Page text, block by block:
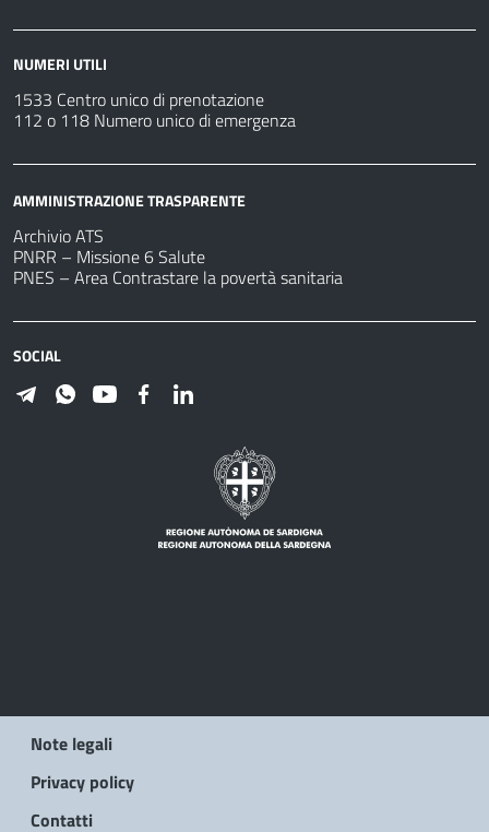
NUMERI UTILI
1533 Centro unico di prenotazione
112 o 118 Numero unico di emergenza
AMMINISTRAZIONE TRASPARENTE
Archivio ATS
PNRR – Missione 6 Salute
PNES – Area Contrastare la povertà sanitaria
SOCIAL
Note legali
Privacy policy
Contatti